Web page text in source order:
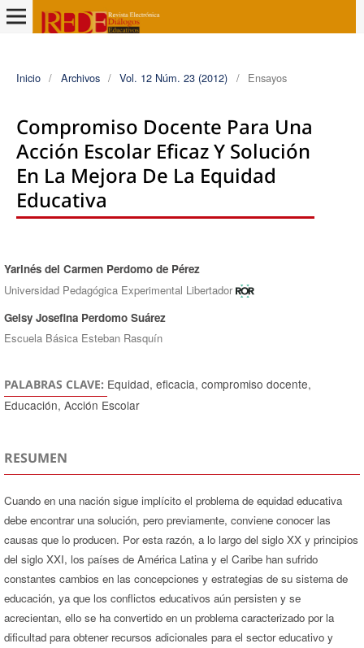
Inicio / Archivos / Vol. 12 Núm. 23 (2012) / Ensayos
Compromiso Docente Para Una
Acción Escolar Eficaz Y Solución
En La Mejora De La Equidad
Educativa
Autores/as
Yarinés del Carmen Perdomo de Pérez
Universidad Pedagógica Experimental Libertador
Gelsy Josefina Perdomo Suárez
Escuela Básica Esteban Rasquí­n
PALABRAS CLAVE: Equidad, eficacia, compromiso docente,
Educación, Acción Escolar
RESUMEN
Cuando en una nación sigue implícito el problema de equidad educativa
debe encontrar una solución, pero previamente, conviene conocer las
causas que lo producen. Por esta razón, a lo largo del siglo XX y principios
del siglo XXI, los países de América Latina y el Caribe han sufrido
constantes cambios en las concepciones y estrategias de su sistema de
educación, ya que los conflictos educativos aún persisten y se
acrecientan, ello se ha convertido en un problema caracterizado por la
dificultad para obtener recursos adicionales para el sector educativo y